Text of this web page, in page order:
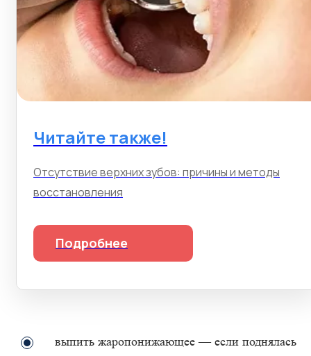
Читайте также!
Отсутствие верхних зубов: причины и методы
восстановления
Подробнее
выпить жаропонижающее — если поднялась